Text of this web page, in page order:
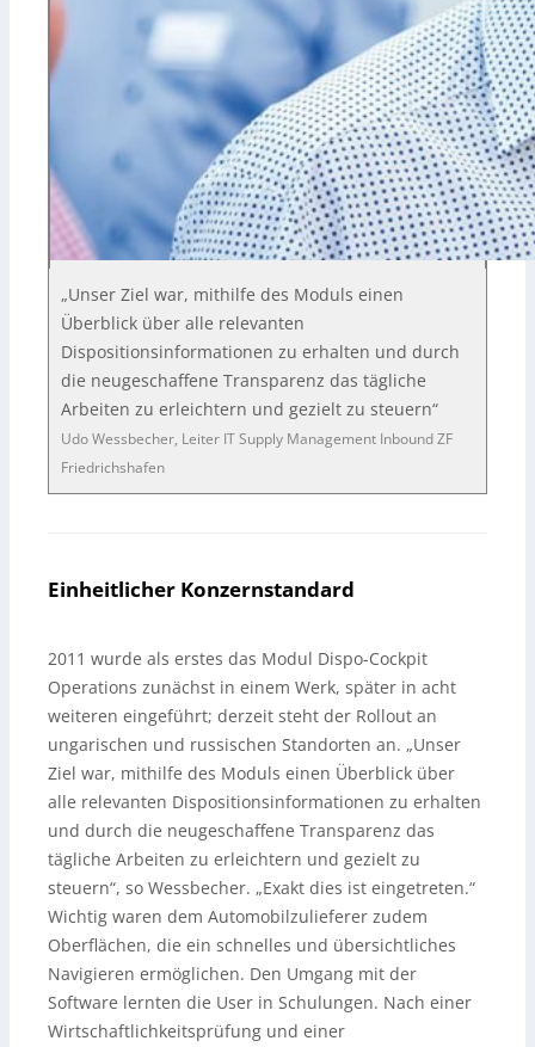
„Unser Ziel war, mithilfe des Moduls einen
Überblick über alle relevanten
Dispositionsinformationen zu erhalten und durch
die neugeschaffene Transparenz das tägliche
Arbeiten zu erleichtern und gezielt zu steuern“
Udo Wessbecher, Leiter IT Supply Management Inbound ZF
Friedrichshafen
Einheitlicher Konzernstandard
2011 wurde als erstes das Modul Dispo-Cockpit
Operations zunächst in einem Werk, später in acht
weiteren eingeführt; derzeit steht der Rollout an
ungarischen und russischen Standorten an. „Unser
Ziel war, mithilfe des Moduls einen Überblick über
alle relevanten Dispositionsinformationen zu erhalten
und durch die neugeschaffene Transparenz das
tägliche Arbeiten zu erleichtern und gezielt zu
steuern“, so Wessbecher. „Exakt dies ist eingetreten.“
Wichtig waren dem Automobilzulieferer zudem
Oberflächen, die ein schnelles und übersichtliches
Navigieren ermöglichen. Den Umgang mit der
Software lernten die User in Schulungen. Nach einer
Wirtschaftlichkeitsprüfung und einer